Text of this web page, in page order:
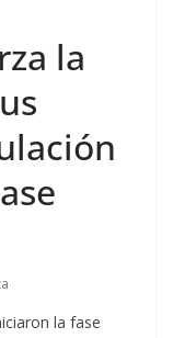
la
la fase